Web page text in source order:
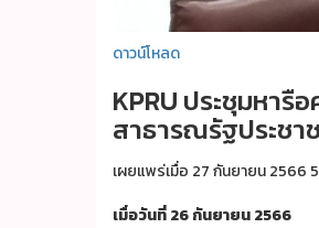
ดาวน์โหลด
KPRU ประชุมหารื
สาธารณรัฐประชา
เผยแพร่เมื่อ 27 กันยายน 2566
เมื่อวันที่ 26 กันยายน 2566